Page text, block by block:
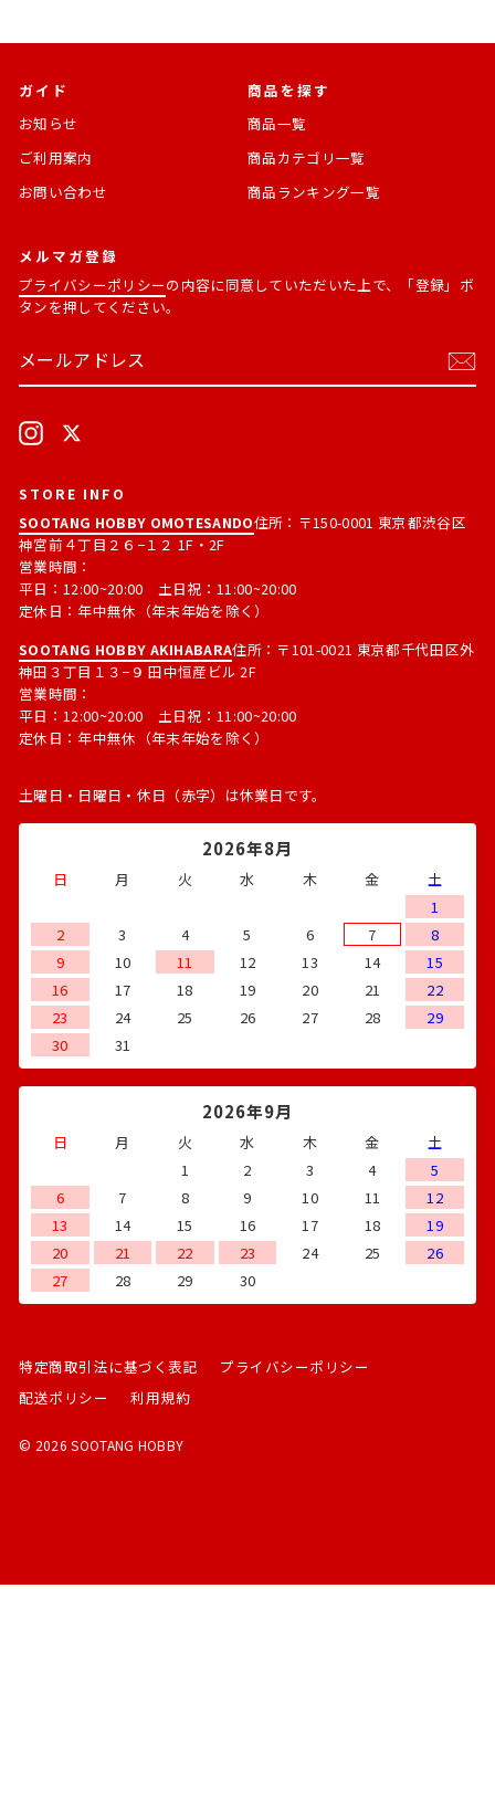
ガイド
お知らせ
ご利用案内
お問い合わせ
商品を探す
商品一覧
商品カテゴリ一覧
商品ランキング一覧
メルマガ登録
プライバシーポリシーの内容に同意していただいた上で、「登録」ボ
タンを押してください。
ー
レ
ス
読
Instagram
STORE INFO
SOOTANG HOBBY OMOTESANDO住所：〒150-0001 東京都渋谷区
神宮前４丁目２６−１２ 1F・2F
営業時間：
平日：12:00~20:00 土日祝：11:00~20:00
定休日：年中無休（年末年始を除く）
SOOTANG HOBBY AKIHABARA住所：〒101-0021 東京都千代田区外
神田３丁目１３−９ 田中恒産ビル 2F
営業時間：
平日：12:00~20:00 土日祝：11:00~20:00
定休日：年中無休（年末年始を除く）
土曜日・日曜日・休日（赤字）は休業日です。
2026年8月
日 月 火 水 木 金
土
1
2
3 4 5 6 7
8
9
10 11 12 13 14
15
16
17 18 19 20 21
22
23
24 25 26 27 28
29
30
31
2026年9月
日 月 火 水 木 金
土
1
2 3 4
5
6
7 8 9 10 11
12
13
14 15 16 17 18
19
20
21 22 23 24 25
26
27
28 29 30
© 2026 SOOTANG HOBBY
特定商取引法に基づく表記
プライバシーポリシー
配送ポリシー
利用規約